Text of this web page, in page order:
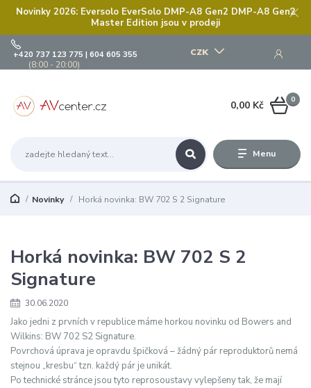
Novinky 2026: Eversolo EverSolo DMP-A8 Gen2 DMP-A8 Gen2
Master Edition jsou v prodeji
Menu
CZK
+420 737 123 775 | 604 605 355
(8:00 - 20:00)
0
0,00 Kč
Novinky Horká novinka: BW 702 S 2 Signature
Horká novinka: BW 702 S 2
Signature
30.06.2020
Jako jedni z prvních v republice máme horkou novinku od Bowers and
Wilkins: BW 702 S2 Signature.
Povrchová úprava je opravdu špičková – žádný pár reproduktorů nemá
stejnou „kresbu“ tzn. každý pár je unikát.
Po technické stránce jsou tyto reprosoustavy vylepšeny tak, že mají